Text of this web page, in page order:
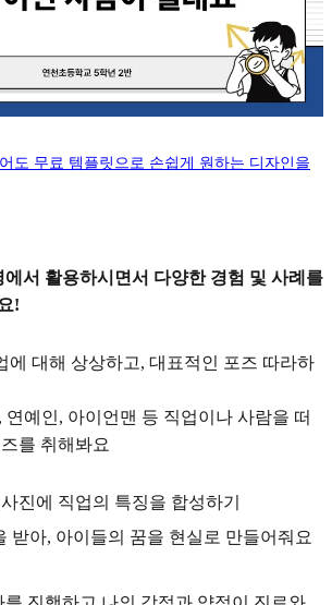
도 무료 템플릿으로 손쉽게 원하는 디자인을
서 활용하시면서 다양한 경험 및 사례를
!
에 대해 상상하고, 대표적인 포즈 따라하
연예인, 아이언맨 등 직업이나 사람을 떠
를 취해봐요
진에 직업의 특징을 합성하기
받아, 아이들의 꿈을 현실로 만들어줘요